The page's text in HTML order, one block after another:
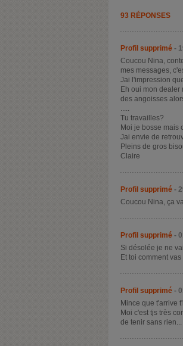
93 RÉPONSES
Profil supprimé -
Coucou Nina,
mes messages,
Jai l'impression
Eh oui mon dealer
des angoisses
Tu travailles?
Moi je bosse mais
Jai envie de
Pleins de gros
Claire
Profil supprimé -
Coucou Nina, ça
Profil supprimé -
Si désolée je ne
Et toi comment
Profil supprimé -
Mince que t'arrive
Moi c'est tjs très
de tenir sans rien...